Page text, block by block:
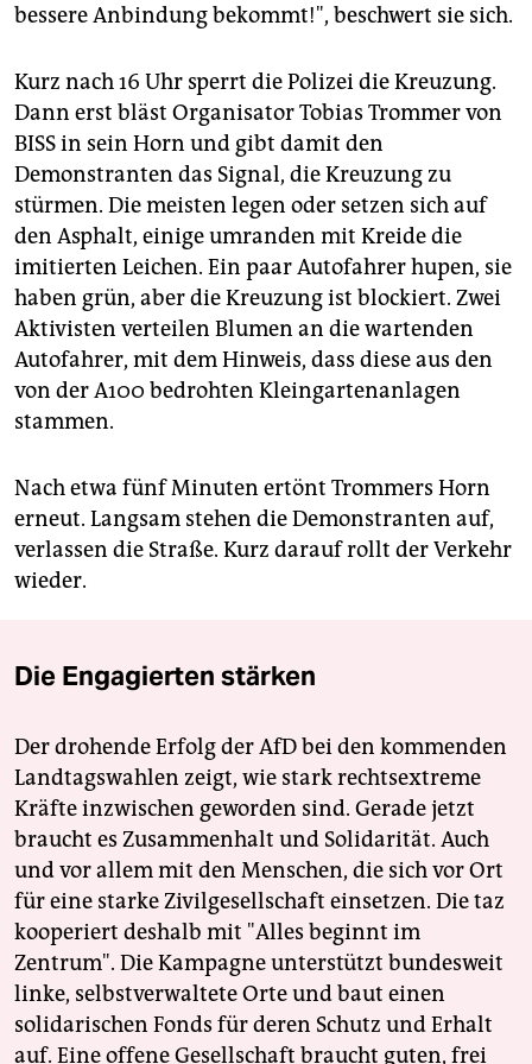
bessere Anbindung bekommt!", beschwert sie sich.
Kurz nach 16 Uhr sperrt die Polizei die Kreuzung.
Dann erst bläst Organisator Tobias Trommer von
BISS in sein Horn und gibt damit den
Demonstranten das Signal, die Kreuzung zu
stürmen. Die meisten legen oder setzen sich auf
den Asphalt, einige umranden mit Kreide die
imitierten Leichen. Ein paar Autofahrer hupen, sie
haben grün, aber die Kreuzung ist blockiert. Zwei
Aktivisten verteilen Blumen an die wartenden
Autofahrer, mit dem Hinweis, dass diese aus den
von der A100 bedrohten Kleingartenanlagen
stammen.
Nach etwa fünf Minuten ertönt Trommers Horn
erneut. Langsam stehen die Demonstranten auf,
verlassen die Straße. Kurz darauf rollt der Verkehr
wieder.
Die Engagierten stärken
Der drohende Erfolg der AfD bei den kommenden
Landtagswahlen zeigt, wie stark rechtsextreme
Kräfte inzwischen geworden sind. Gerade jetzt
braucht es Zusammenhalt und Solidarität. Auch
und vor allem mit den Menschen, die sich vor Ort
für eine starke Zivilgesellschaft einsetzen. Die taz
kooperiert deshalb mit "Alles beginnt im
Zentrum". Die Kampagne unterstützt bundesweit
linke, selbstverwaltete Orte und baut einen
solidarischen Fonds für deren Schutz und Erhalt
auf. Eine offene Gesellschaft braucht guten, frei